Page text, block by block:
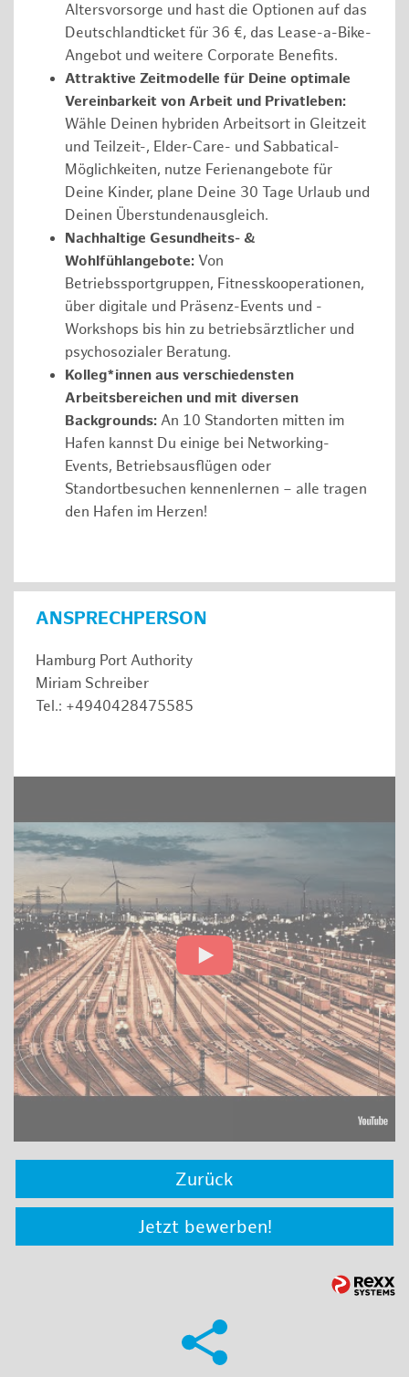
Altersvorsorge und hast die Optionen auf das
Deutschlandticket für 36 €, das Lease-a-Bike-
Angebot und weitere Corporate Benefits.
Attraktive Zeitmodelle für Deine optimale
Vereinbarkeit von Arbeit und Privatleben:
Wähle Deinen hybriden Arbeitsort in Gleitzeit
und Teilzeit-, Elder-Care- und Sabbatical-
Möglichkeiten, nutze Ferienangebote für
Deine Kinder, plane Deine 30 Tage Urlaub und
Deinen Überstundenausgleich.
Nachhaltige Gesundheits- &
Wohlfühlangebote: Von
Betriebssportgruppen, Fitnesskooperationen,
über digitale und Präsenz-Events und -
Workshops bis hin zu betriebsärztlicher und
psychosozialer Beratung.
Kolleg*innen aus verschiedensten
Arbeitsbereichen und mit diversen
Backgrounds: An 10 Standorten mitten im
Hafen kannst Du einige bei Networking-
Events, Betriebsausflügen oder
Standortbesuchen kennenlernen – alle tragen
den Hafen im Herzen!
ANSPRECHPERSON
Hamburg Port Authority
Miriam Schreiber
Tel.: +4940428475585
Zurück
Jetzt bewerben!